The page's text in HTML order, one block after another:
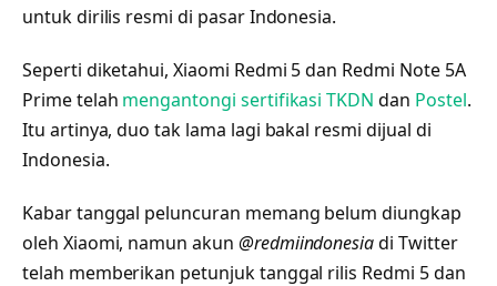
untuk dirilis resmi di pasar Indonesia.
Seperti diketahui, Xiaomi Redmi 5 dan Redmi Note 5A
Prime telah mengantongi sertifikasi TKDN dan Postel.
Itu artinya, duo tak lama lagi bakal resmi dijual di
Indonesia.
Kabar tanggal peluncuran memang belum diungkap
oleh Xiaomi, namun akun @redmiindonesiadi Twitter
telah memberikan petunjuk tanggal rilis Redmi 5 dan